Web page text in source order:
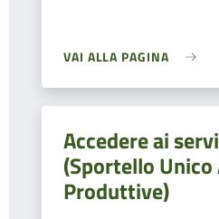
VAI ALLA PAGINA
Accedere ai
(Sportello
Produttive)